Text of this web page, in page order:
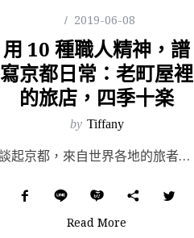
2019-06-08
用 10 種職人精神，譜
寫京都日常：老町屋裡
的旅店，四季十楽
by Tiffany
談起京都，來自世界各地的旅者總是對她好奇萬分；作為日本前首都，坐擁金閣寺、二條城等著名的世界遺產，歷...
Read More